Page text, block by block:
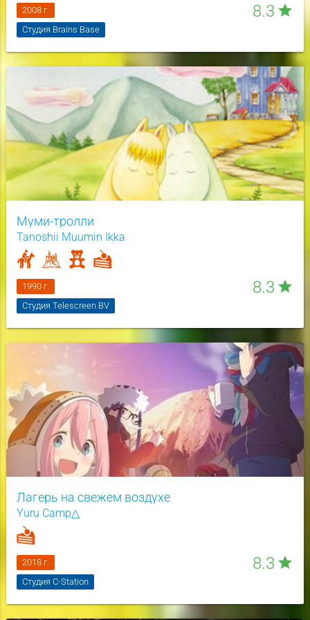
8.3 star
2008 г.
Студия Brains Base
Муми-тролли
Tanoshii Muumin Ikka
8.3 star
1990 г.
Студия Telescreen BV
Лагерь на свежем воздухе
Yuru Camp△
8.3 star
2018 г.
Студия C-Station